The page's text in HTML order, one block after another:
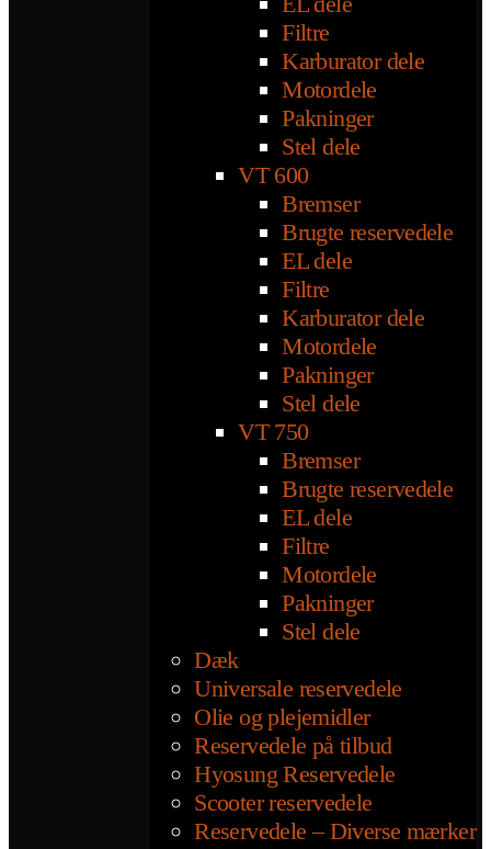
Filtre
Karburator dele
Motordele
Pakninger
Stel dele
VT 600
Bremser
Brugte reservedele
EL dele
Filtre
Karburator dele
Motordele
Pakninger
Stel dele
VT 750
Bremser
Brugte reservedele
EL dele
Filtre
Motordele
Pakninger
Stel dele
Dæk
Universale reservedele
Olie og plejemidler
Reservedele på tilbud
Hyosung Reservedele
Scooter reservedele
Reservedele – Diverse mærker